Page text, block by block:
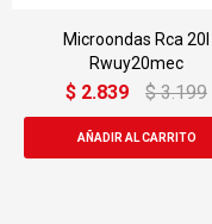
Microondas Rca 20l
Rwuy20mec
$ 2.839 $ 3.199